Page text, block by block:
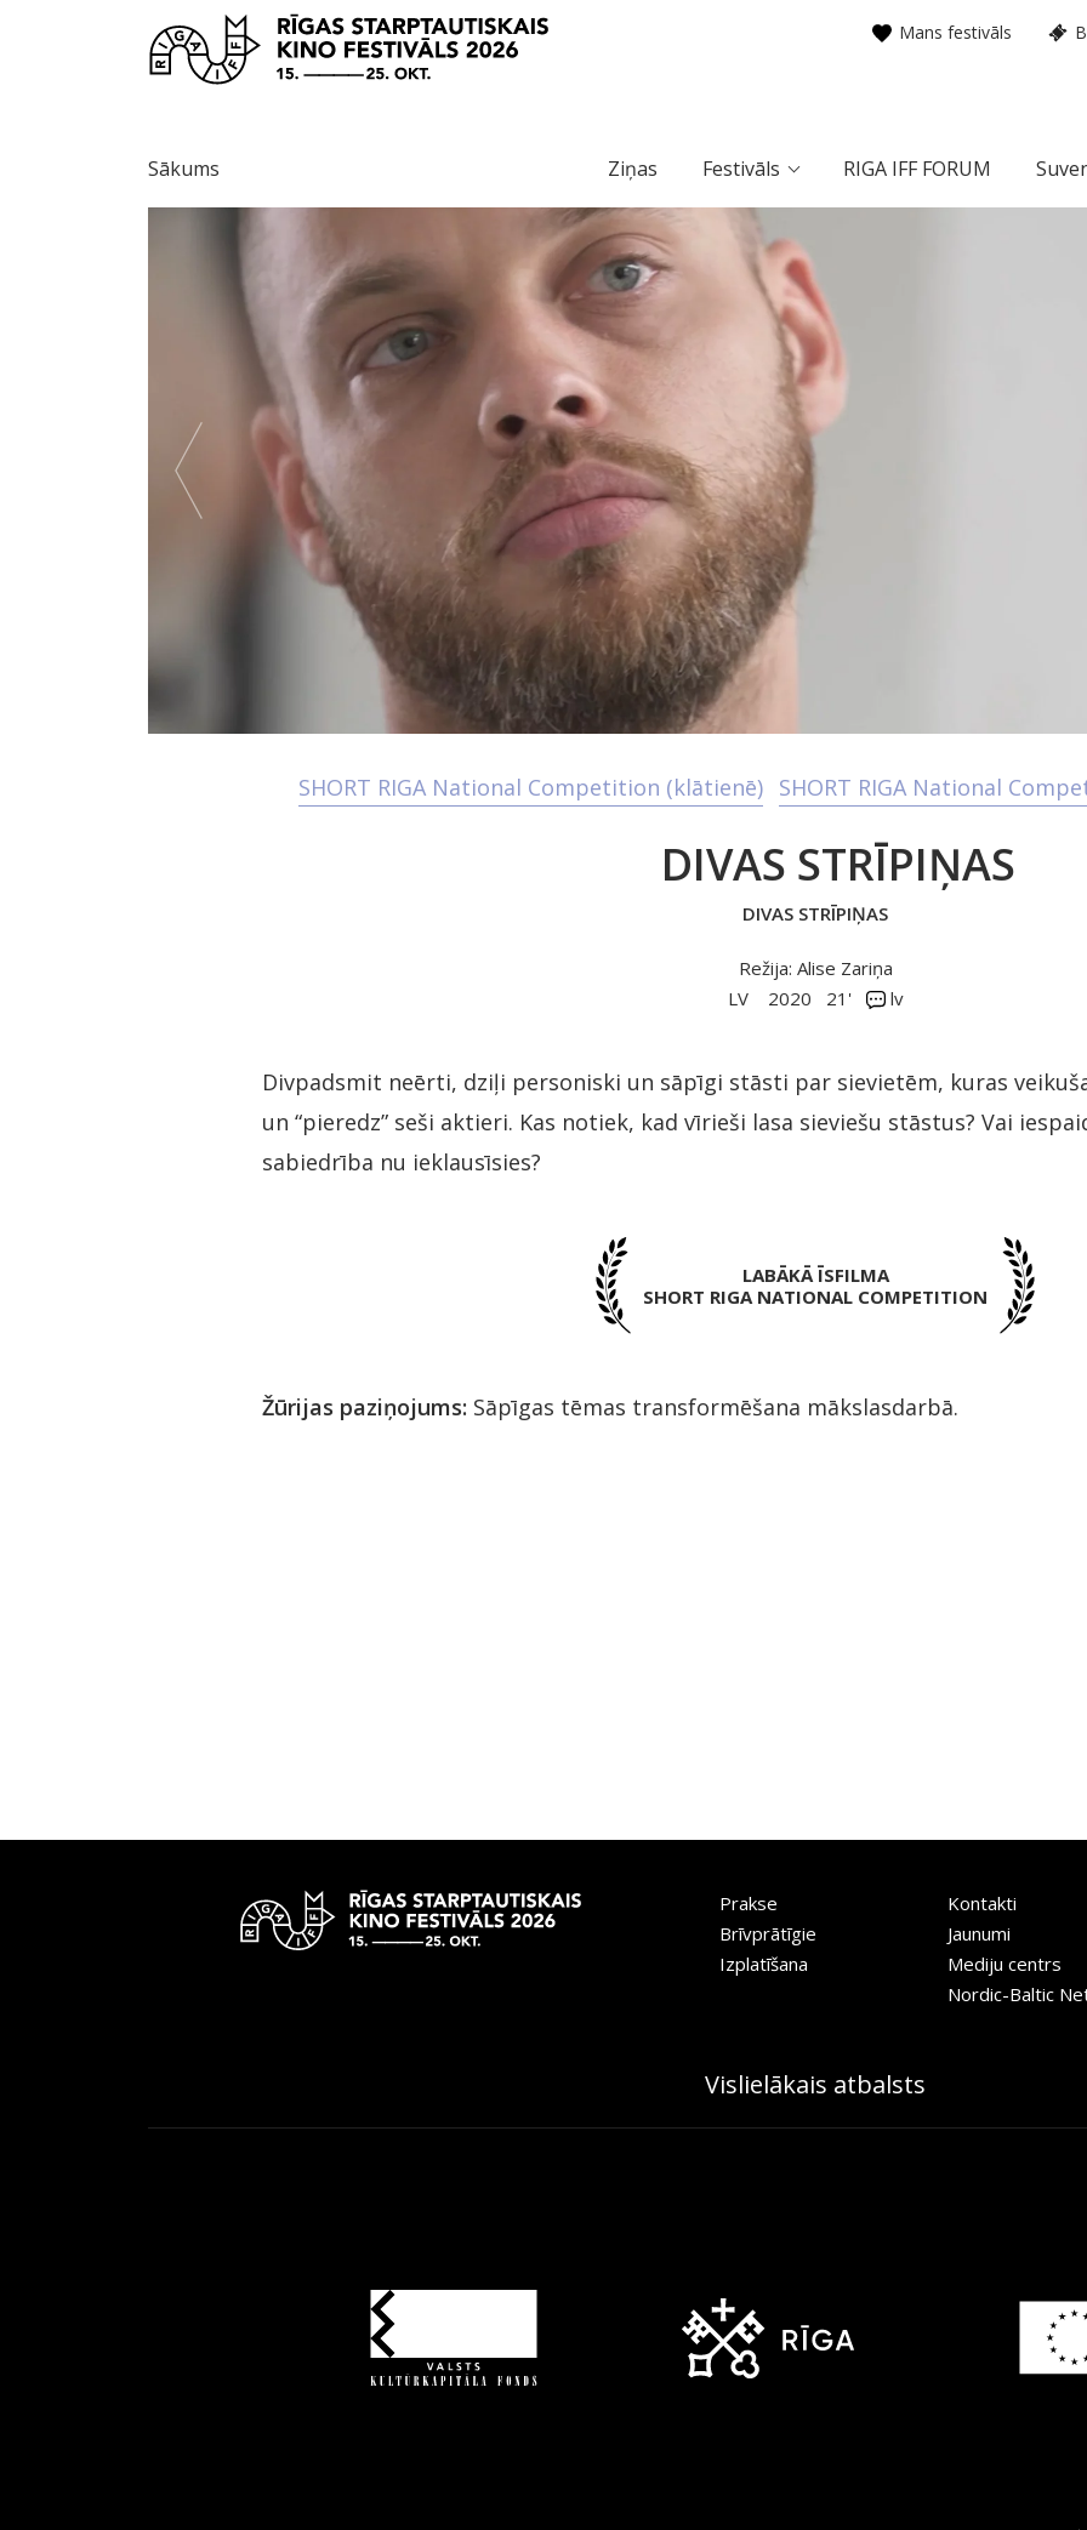
Mans festivāls
Sākums Ziņas Festivāls RIGA IFF FORUM
SHORT RIGA National Competition (klātienē) SHORT RIGA National
DIVAS STRĪPIŅAS
DIVAS STRĪPIŅAS
Režija: Alise Zariņa
LV
2020 21' lv
Divpadsmit neērti, dziļi personiski un sāpīgi stāsti par sievietēm, kuras
un “pieredz” seši aktieri. Kas notiek, kad vīrieši lasa sieviešu stāstus? Vai
sabiedrība nu ieklausīsies?
LABĀKĀ ĪSFILMA
SHORT RIGA NATIONAL COMPETITION
Žūrijas paziņojums: Sāpīgas tēmas transformēšana mākslasdarbā.
Prakse
Brīvprātīgie
Izplatīšana
Kontakti
Jaunumi
Mediju centrs
Nordic-Baltic
Vislielākais atbalsts